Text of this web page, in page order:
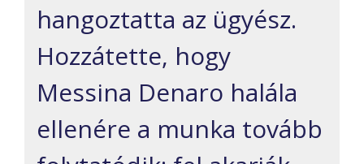
hangoztatta az ügyész.
Hozzátette, hogy
Messina Denaro halála
ellenére a munka tovább